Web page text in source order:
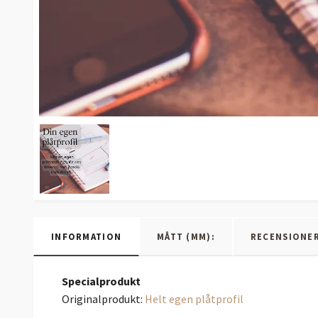
INFORMATION MÅTT (MM):
Specialprodukt
Originalprodukt: Helt egen plåtprofil